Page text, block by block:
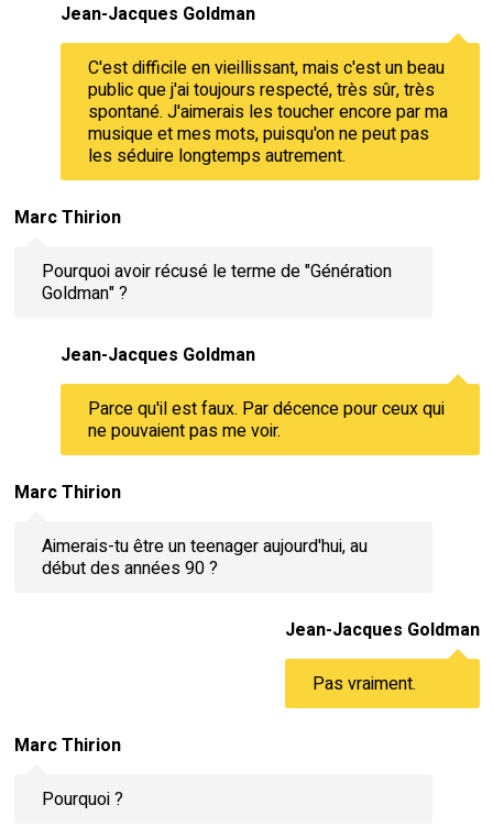
Jean-Jacques Goldman
C'est difficile en vieillissant, mais c'est un beau
public que j'ai toujours respecté, très sûr, très
spontané. J'aimerais les toucher encore par ma
musique et mes mots, puisqu'on ne peut pas
les séduire longtemps autrement.
Marc Thirion
Pourquoi avoir récusé le terme de "Génération
Goldman" ?
Jean-Jacques Goldman
Parce qu'il est faux. Par décence pour ceux qui
ne pouvaient pas me voir.
Marc Thirion
Aimerais-tu être un teenager aujourd'hui, au
début des années 90 ?
Jean-Jacques Goldman
Pas vraiment.
Marc Thirion
Pourquoi ?